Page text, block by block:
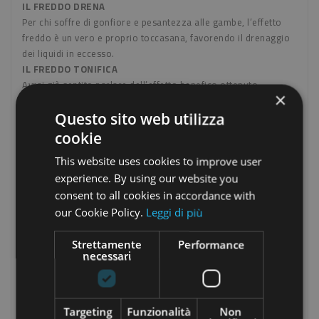
IL FREDDO DRENA
Per chi soffre di gonfiore e pesantezza alle gambe, l’effetto
freddo è un vero e proprio toccasana, favorendo il drenaggio
dei liquidi in eccesso.
IL FREDDO TONIFICA
Avrai già sentito parlare dell’effetto benefico ottenuto
alternando acqua calda e fredda nella doccia, infatti le basse
temperature rendono la pelle più tonica e compatta.
I prodotti a Freddo Guam funzionano già dalle prime
applicazioni: migliorano visibilmente la condizione e l’aspetto
estetico delle gambe sofferenti di gonfiore e pesantezza,
inoltre permettono di ottenere uno straordinario effetto di
tonicità e rassodamento.
di freschezza che dura a lungo anche dopo il suo utilizzo, e si
rivela la scelta ideale per affacciarsi alla stagione calda e
godersi un vero e proprio momento di rinfrescante benessere
e ridurre anche gli inestetismi della cellulite e il senso di
pesantezza alle gambe.
×
Questo sito web utilizza
cookie
This website uses cookies to improve user
experience. By using our website you
consent to all cookies in accordance with
our Cookie Policy. Leggi di più
Strettamente
necessari
Performance
Targeting Funzionalità
Non